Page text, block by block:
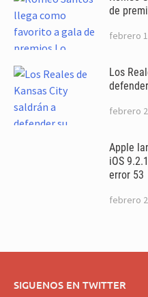
de
febrero
Los
febrero
Apple
iOS
error 53
febrero
SIGUENOS EN TWITTER